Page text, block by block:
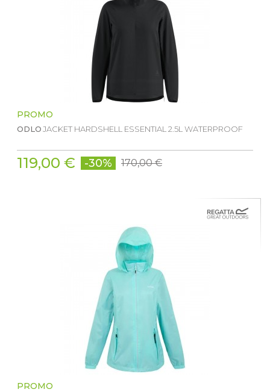
PROMO
ODLOJACKET HARDSHELL ESSENTIAL 2.5L WATERPROOF
119,00 € -30% 170,00 €
PROMO